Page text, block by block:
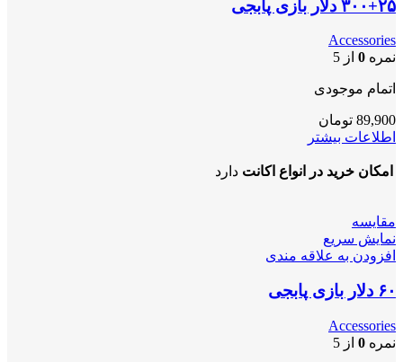
۳۰۰+۲۵ دلار بازی پابجی
Accessories
نمره 0 از 5
اتمام موجودی
89,900 تومان
اطلاعات بیشتر
امکان خرید در انواع اکانت دارد
مقايسه
نمایش سریع
افزودن به علاقه مندی
۶۰ دلار بازی پابجی
Accessories
نمره 0 از 5